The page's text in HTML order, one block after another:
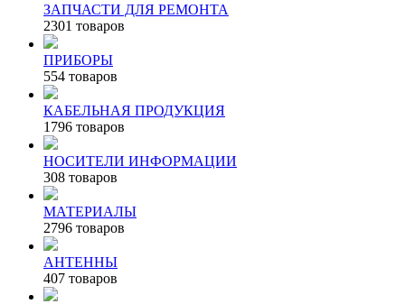
ЗАПЧАСТИ ДЛЯ РЕМОНТА
2301 товаров
ПРИБОРЫ
554 товаров
КАБЕЛЬНАЯ ПРОДУКЦИЯ
1796 товаров
НОСИТЕЛИ ИНФОРМАЦИИ
308 товаров
МАТЕРИАЛЫ
2796 товаров
АНТЕННЫ
407 товаров